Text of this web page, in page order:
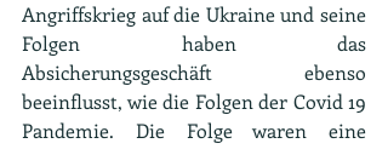
Angriffskrieg auf die Ukraine und seine
Folgen haben das
Absicherungsgeschäft ebenso
beeinflusst, wie die Folgen der Covid 19
Pandemie. Die Folge waren eine